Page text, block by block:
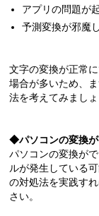
アプリの問題が
予測変換が邪魔
文字の変換が正常
場合が多いため、
法を考えてみましょ
◆パソコンの変換
パソコンの変換が
ルが発生している
の対処法を実践す
さい。